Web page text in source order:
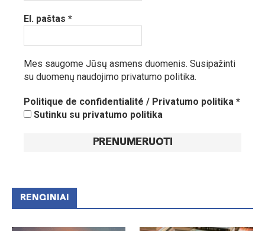
El. paštas *
Mes saugome Jūsų asmens duomenis. Susipažinti
su duomenų naudojimo privatumo politika.
Politique de confidentialité / Privatumo politika *
Sutinku su privatumo politika
RENGINIAI